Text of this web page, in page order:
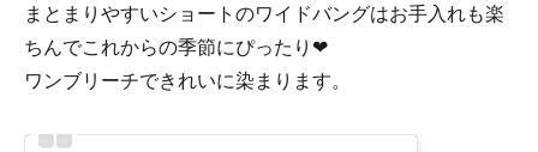
まとまりやすいショートのワイドバングはお手入れも楽
ちんでこれからの季節にぴったり❤
ワンブリーチできれいに染まります。